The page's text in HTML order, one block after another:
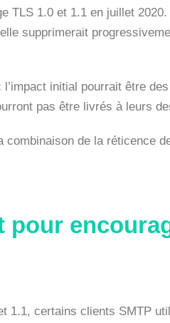
TLS 1.0 et 1.1 en juillet
supprimerait
initial pourrait être
pas être livrés à leurs
de la réticence
1.1, certains clients SMTP